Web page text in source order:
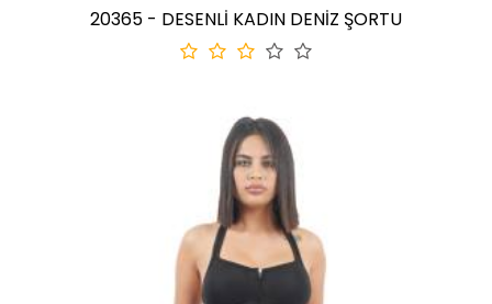
20365 - DESENLİ KADIN DENİZ ŞORTU